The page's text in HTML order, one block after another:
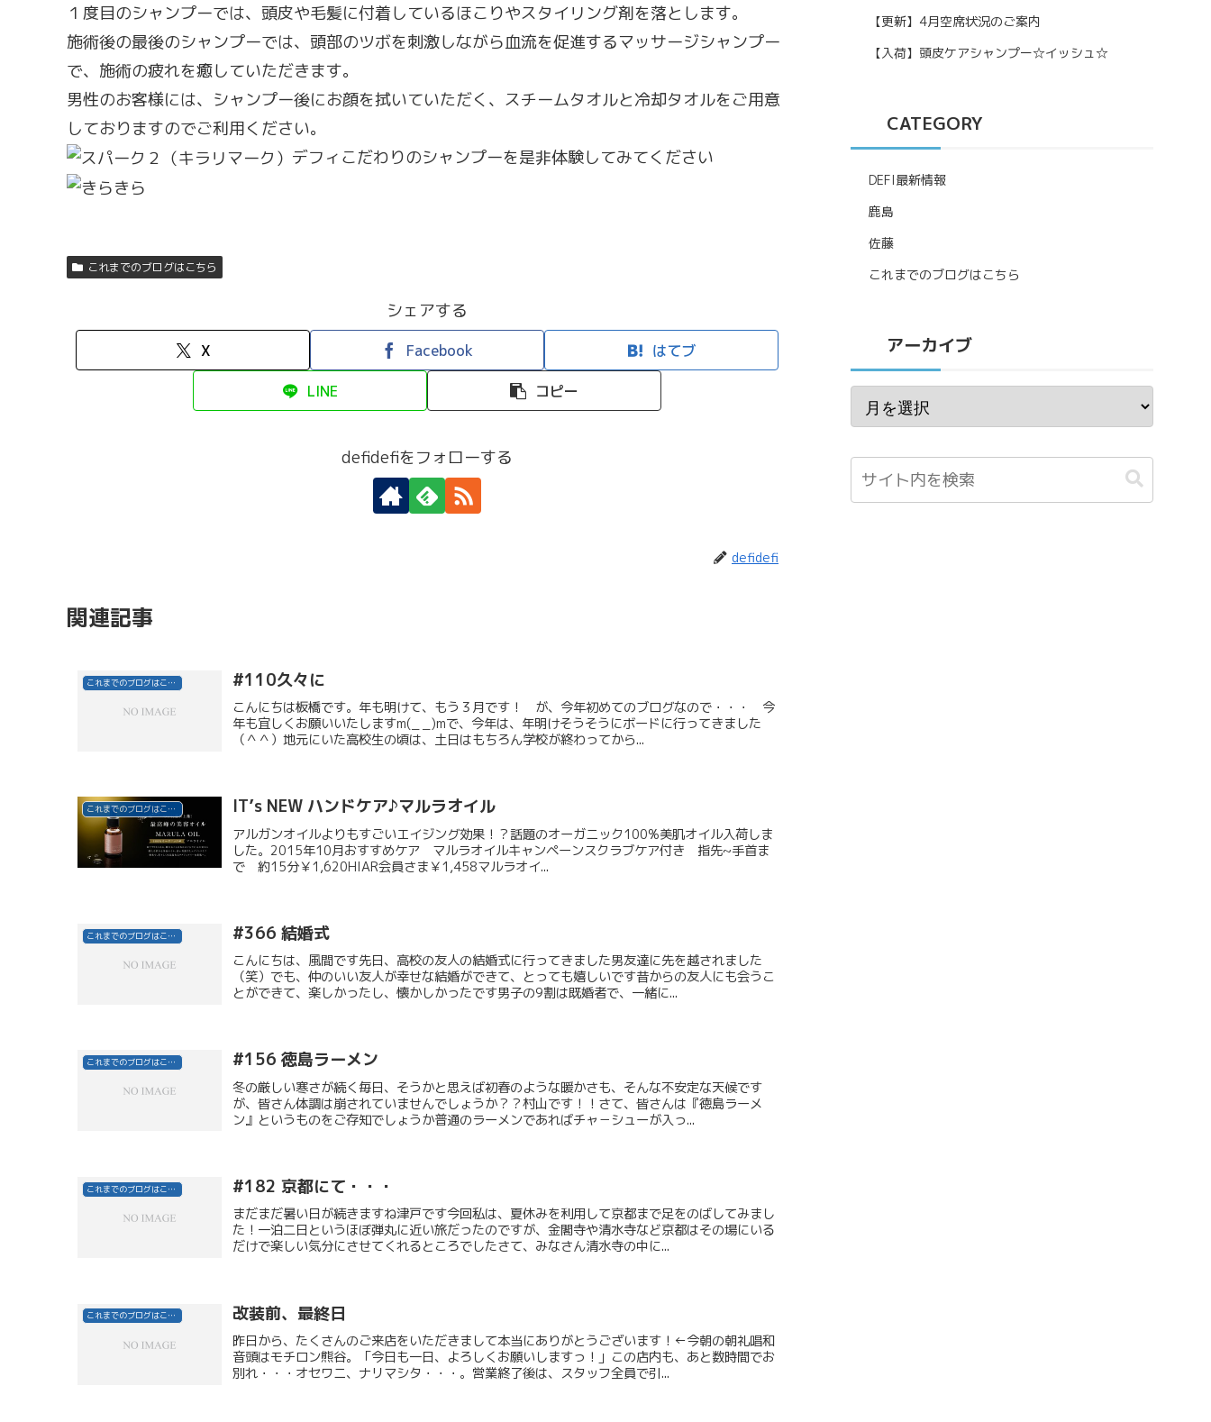
１度目のシャンプーでは、頭皮や毛髪に付着しているほこりやスタイリング剤を落とします。
施術後の最後のシャンプーでは、頭部のツボを刺激しながら血流を促進するマッサージシャンプー
で、施術の疲れを癒していただきます。
男性のお客様には、シャンプー後にお顔を拭いていただく、スチームタオルと冷却タオルをご用意
しておりますのでご利用ください。
デフィこだわりのシャンプーを是非体験してみてください
これまでのブログはこちら
シェアする
X Facebook はてブ
LINE コピー
defidefiをフォローする
defidefi
関連記事
これまでのブログはこちら #110久々に
こんにちは板橋です。年も明けて、もう３月です！ が、今年初めてのブログなので・・・ 今
年も宜しくお願いいたしますm(_ _)mで、今年は、年明けそうそうにボードに行ってきました
（＾＾）地元にいた高校生の頃は、土日はもちろん学校が終わってから...
これまでのブログはこちら IT’s NEW ハンドケア♪マルラオイル
アルガンオイルよりもすごいエイジング効果！？話題のオーガニック100%美肌オイル入荷しま
した。2015年10月おすすめケア マルラオイルキャンペーンスクラブケア付き 指先~手首ま
で 約15分￥1,620HIAR会員さま￥1,458マルラオイ...
これまでのブログはこちら #366 結婚式
こんにちは、風間です先日、高校の友人の結婚式に行ってきました男友達に先を越されました
（笑）でも、仲のいい友人が幸せな結婚ができて、とっても嬉しいです昔からの友人にも会うこ
とができて、楽しかったし、懐かしかったです男子の9割は既婚者で、一緒に...
これまでのブログはこちら #156 徳島ラーメン
冬の厳しい寒さが続く毎日、そうかと思えば初春のような暖かさも、そんな不安定な天候です
が、皆さん体調は崩されていませんでしょうか？？村山です！！さて、皆さんは『徳島ラーメ
ン』というものをご存知でしょうか普通のラーメンであればチャ－シューが入っ...
これまでのブログはこちら #182 京都にて・・・
まだまだ暑い日が続きますね津戸です今回私は、夏休みを利用して京都まで足をのばしてみまし
た！一泊二日というほぼ弾丸に近い旅だったのですが、金閣寺や清水寺など京都はその場にいる
だけで楽しい気分にさせてくれるところでしたさて、みなさん清水寺の中に...
これまでのブログはこちら 改装前、最終日
昨日から、たくさんのご来店をいただきまして本当にありがとうございます！←今朝の朝礼唱和
音頭はモチロン熊谷。「今日も一日、よろしくお願いしますっ！」この店内も、あと数時間でお
別れ・・・オセワニ、ナリマシタ・・・。営業終了後は、スタッフ全員で引...
【更新】4月空席状況のご案内
【入荷】頭皮ケアシャンプー☆イッシュ☆
CATEGORY
DEFI最新情報
鹿島
佐藤
これまでのブログはこちら
アーカイブ